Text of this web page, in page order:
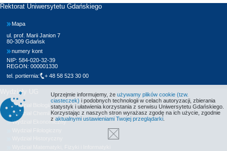
Rektorat Uniwersytetu Gdańskiego
Mapa
ul. prof. Marii Janion 7
80-309 Gdańsk
numery kont
NIP: 584-020-32-39
REGON: 000001330
tel. portiernia:
+ 48 58 523 30 00
Wydziały UG
Wydział Biologii
Wydział Chemii
Wydział Ekonomiczny
Uprzejmie informujemy, że używamy plików cookie (tzw.
ciasteczek) i podobnych technologii w celach autoryzacji, zbierania
statystyk i ułatwienia korzystania z serwisu Uniwersytetu Gdańskiego.
Korzystając z naszych stron wyrażasz zgodę na ich użycie, zgodnie
z aktualnymi ustawieniami Twojej przeglądarki